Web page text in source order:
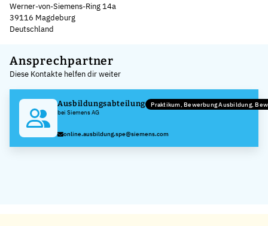
Werner-von-Siemens-Ring 14a
39116 Magdeburg
Deutschland
+
−
Ansprechpartner
Diese Kontakte helfen dir weiter
Ausbildungsabteilung
bei Siemens AG
Praktikum, Bewerbung Ausbildung,
online.ausbildung.spe@siemens.com